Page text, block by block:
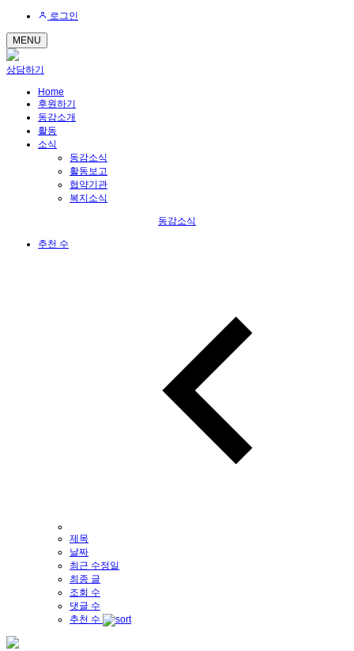
로그인
MENU
상담하기
Home
후원하기
동감소개
활동
소식
동감소식
활동보고
협약기관
복지소식
동감소식
추천 수
제목
날짜
최근 수정일
최종 글
조회 수
댓글 수
추천 수